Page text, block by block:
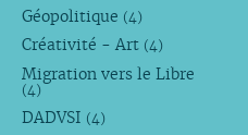
Géopolitique (4)
Créativité - Art (4)
Migration vers le Libre
(4)
DADVSI (4)